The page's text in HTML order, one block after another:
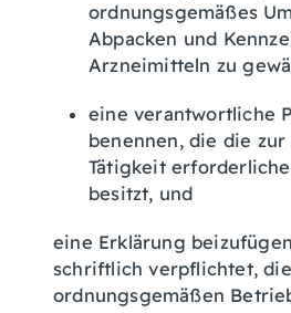
ordnungsgemäßes
Abpacken und
Arzneimitteln zu
eine verantwortliche
benennen, die die
Tätigkeit
besitzt, und
eine Erklärung
schriftlich verpflichtet,
ordnungsgemäßen